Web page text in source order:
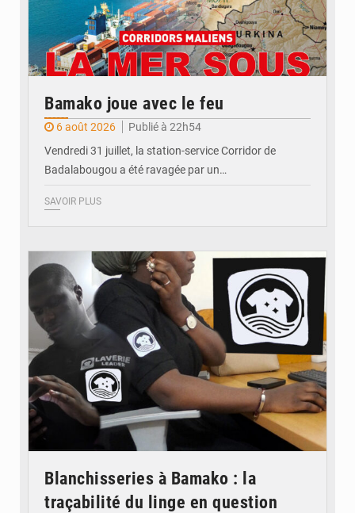
Bamako joue avec le feu
6 août 2026
Publié à 22h54
Vendredi 31 juillet, la station-service Corridor de
Badalabougou a été ravagée par un…
SAVOIR PLUS
Blanchisseries à Bamako : la
traçabilité du linge en question